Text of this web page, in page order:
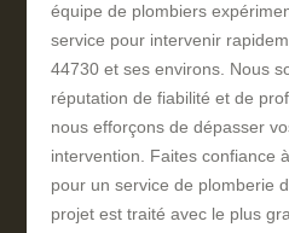
équipe de plombiers
service pour intervenir
44730 et ses environs. Nous
réputation de fiabilité et de
nous efforçons de dépasser
intervention. Faites confiance
pour un service de plomberie
projet est traité avec le plus